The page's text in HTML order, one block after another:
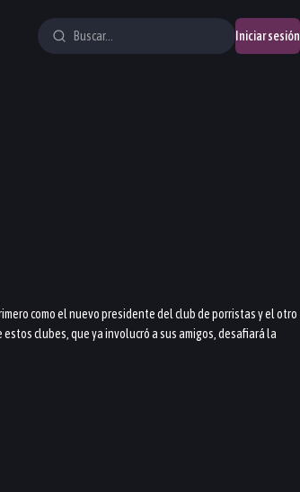
Iniciar sesión
como el nuevo presidente del club de porristas y el otro
clubes, que ya involucró a sus amigos, desafiará la